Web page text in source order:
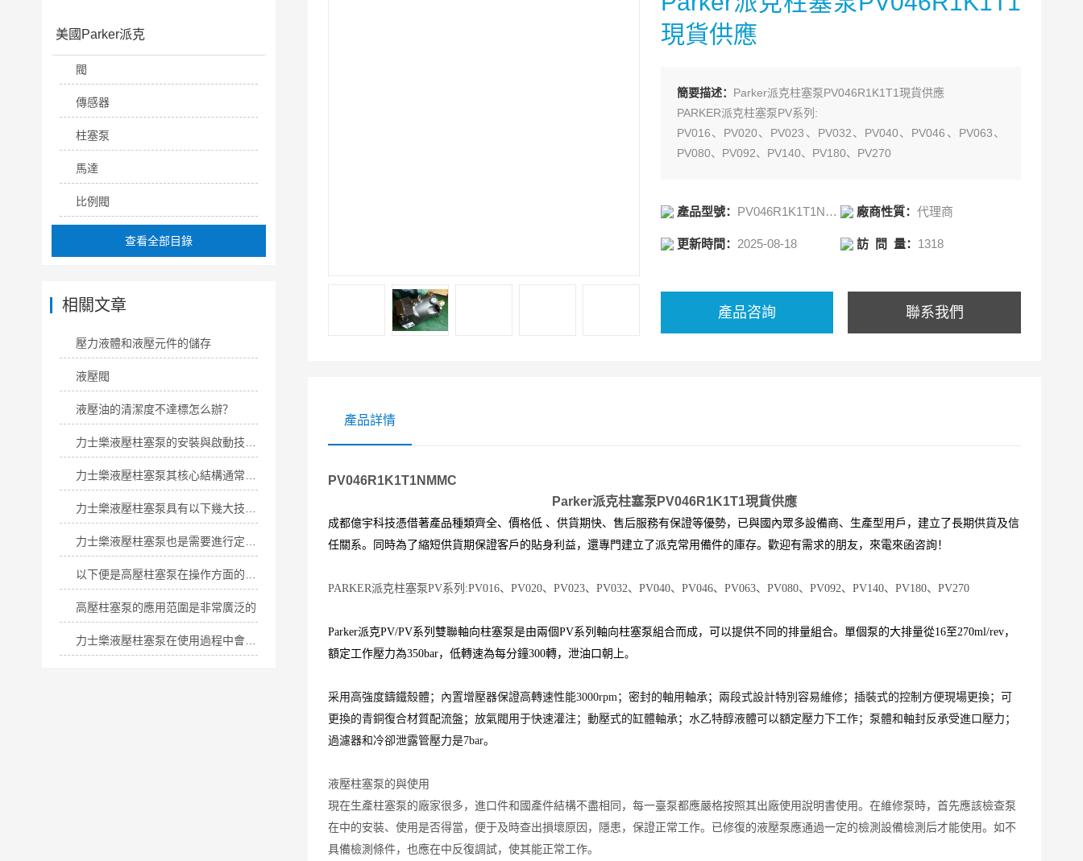
現貨供應
簡要描述： Parker派克柱塞泵PV046R1K1T1現貨供應
PARKER派克柱塞泵PV系列:
PV016、PV020、PV023、PV032、PV040、PV046、PV063、
PV080、PV092、PV140、PV180、PV270
產品型號： PV046R1K1T1NMMC 廠商性質：代理商
更新時間： 2025-08-18 訪 問 量： 1318
產品咨詢 聯系我們
產品詳情
PV046R1K1T1NMMC
Parker派克柱塞泵PV046R1K1T1現貨供應
成都億宇科技憑借著產品種類齊全、價格低 、供貨期快、售后服務有保證等優勢，已與國內眾多設備商、生產型用戶，建立了長期供貨及信
任關系。同時為了縮短供貨期保證客戶的貼身利益，還專門建立了派克常用備件的庫存。歡迎有需求的朋友，來電來函咨詢！
PARKER派克柱塞泵PV系列:PV016、PV020、PV023、PV032、PV040、PV046、PV063、PV080、PV092、PV140、PV180、PV270
Parker派克PV/PV系列雙聯軸向柱塞泵是由兩個PV系列軸向柱塞泵組合而成，可以提供不同的排量組合。單個泵的大排量從16至270ml/rev，
額定工作壓力為350bar，低轉速為每分鐘300轉，泄油口朝上。
采用高強度鑄鐵殼體；內置增壓器保證高轉速性能3000rpm；密封的軸用軸承；兩段式設計特別容易維修；插裝式的控制方便現場更換；可
更換的青銅復合材質配流盤；放氣閥用于快速灌注；動壓式的缸體軸承；水乙特醇液體可以額定壓力下工作；泵體和軸封反承受進口壓力；
過濾器和冷卻泄露管壓力是7bar。
液壓柱塞泵的與使用
現在生產柱塞泵的廠家很多，進口件和國產件結構不盡相同，每一臺泵都應嚴格按照其出廠使用說明書使用。在維修泵時，首先應該檢查泵
在中的安裝、使用是否得當，便于及時查出損壞原因，隱患，保證正常工作。已修復的液壓泵應通過一定的檢測設備檢測后才能使用。如不
具備檢測條件，也應在中反復調試，使其能正常工作。
美國Parker派克
閥
傳感器
柱塞泵
馬達
比例閥
查看全部目錄
相關文章
壓力液體和液壓元件的儲存
液壓閥
液壓油的清潔度不達標怎么辦？
高壓柱塞泵的應用范圍是非常廣泛的
力士樂液壓柱塞泵在使用過程中會遇到怎樣的問題呢？